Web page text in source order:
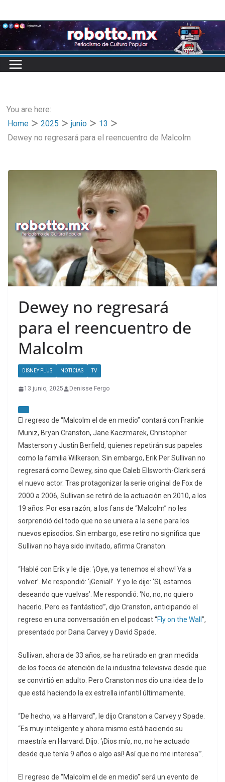
to
content
You are here:
Home
2025 junio
13
Dewey no regresará para el reencuentro de Malcolm
Dewey no regresará
para el reencuentro de
Malcolm
DISNEY PLUS NOTICIAS TV
13 junio, 2025 Denisse Fergo
El regreso de “Malcolm el de en medio” contará con Frankie
Muniz, Bryan Cranston, Jane Kaczmarek, Christopher
Masterson y Justin Berfield, quienes repetirán sus papeles
como la familia Wilkerson. Sin embargo, Erik Per Sullivan no
regresará como Dewey, sino que Caleb Ellsworth-Clark será
el nuevo actor. Tras protagonizar la serie original de Fox de
2000 a 2006, Sullivan se retiró de la actuación en 2010, a los
19 años. Por esa razón, a los fans de “Malcolm” no les
sorprendió del todo que no se uniera a la serie para los
nuevos episodios. Sin embargo, ese retiro no significa que
Sullivan no haya sido invitado, afirma Cranston.
“Hablé con Erik y le dije: ‘¡Oye, ya tenemos el show! Va a
volver’. Me respondió: ‘¡Genial!’. Y yo le dije: ‘Sí, estamos
deseando que vuelvas’. Me respondió: ‘No, no, no quiero
hacerlo. Pero es fantástico’”, dijo Cranston, anticipando el
regreso en una conversación en el podcast “Fly on the Wall ”,
presentado por Dana Carvey y David Spade.
Sullivan, ahora de 33 años, se ha retirado en gran medida
de los focos de atención de la industria televisiva desde que
se convirtió en adulto. Pero Cranston nos dio una idea de lo
que está haciendo la ex estrella infantil últimamente.
“De hecho, va a Harvard”, le dijo Cranston a Carvey y Spade.
“Es muy inteligente y ahora mismo está haciendo su
maestría en Harvard. Dijo: ‘¡Dios mío, no, no he actuado
desde que tenía 9 años o algo así! Así que no me interesa'”.
El regreso de “Malcolm el de en medio” será un evento de